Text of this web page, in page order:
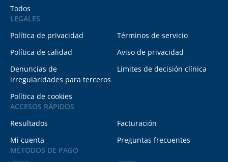
Todos
LEGALES
Política de privacidad
Términos de servicio
Política de calidad
Aviso de privacidad
Denuncias de
irregularidades para terceros
Límites de decisión clínica
Política de cookies
ACCESOS RÁPIDOS
Resultados
Facturación
Mi cuenta
Preguntas frecuentes
MÉTODOS DE PAGO